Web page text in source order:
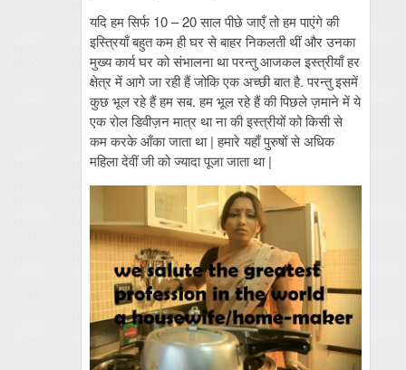
यदि हम सिर्फ 10 – 20 साल पीछे जाएँ तो हम पाएंगे की
इस्त्रियाँ बहुत कम ही घर से बाहर निकलती थीं और उनका
मुख्य कार्य घर को संभालना था परन्तु आजकल इस्त्रीयाँ हर
क्षेत्र में आगे जा रही हैं जोकि एक अच्छी बात है. परन्तु इसमें
कुछ भूल रहे हैं हम सब. हम भूल रहे हैं की पिछले ज़माने में ये
एक रोल डिवीज़न मात्र था ना की इस्त्रीयों को किसी से
कम करके आँका जाता था | हमारे यहाँ पुरुषों से अधिक
महिला देवीं जी को ज्यादा पूजा जाता था |